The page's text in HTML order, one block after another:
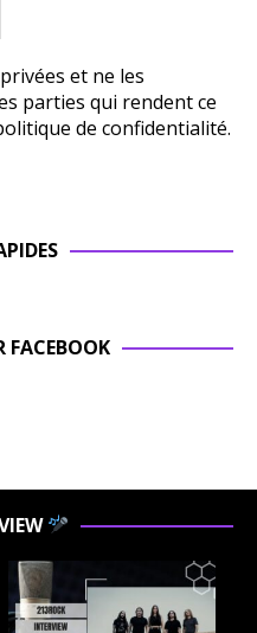
et ne les
parties qui rendent ce
de confidentialité.
FACEBOOK